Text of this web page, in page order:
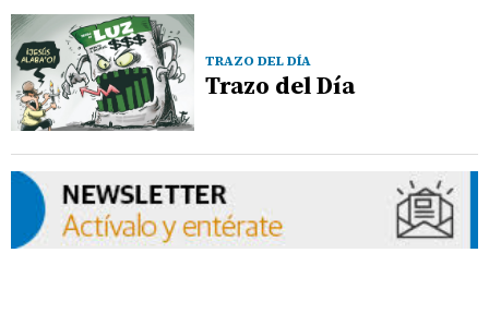
TRAZO DEL DÍA
Trazo del Día